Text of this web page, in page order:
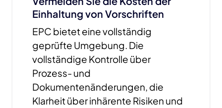
Einhaltung von Vorschriften
EPC bietet eine vollständig
geprüfte Umgebung. Die
vollständige Kontrolle über
Prozess- und
Dokumentenänderungen, die
Klarheit über inhärente Risiken und